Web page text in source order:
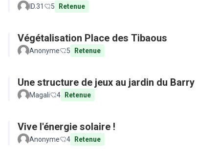
ID.31 5 Retenue
Végétalisation Place des Tibaous
Anonyme 5 Retenue
Une structure de jeux au jardin du Barry
Magali 4 Retenue
Vive l'énergie solaire !
Anonyme 4 Retenue